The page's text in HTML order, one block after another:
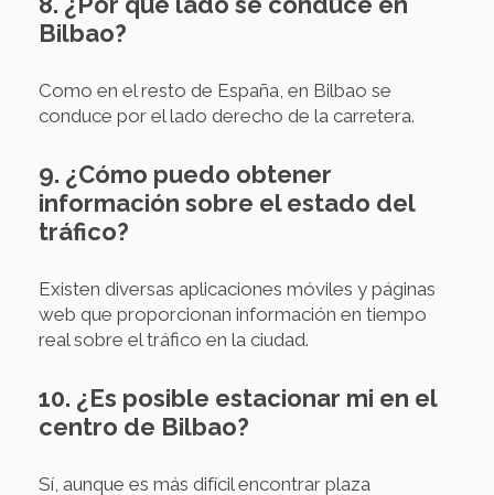
Bilbao?
Como en el resto de España, en Bilbao se
conduce por el lado derecho de la carretera.
9. ¿Cómo puedo obtener
información sobre el estado del
tráfico?
Existen diversas aplicaciones móviles y páginas
web que proporcionan información en tiempo
real sobre el tráfico en la ciudad.
10. ¿Es posible estacionar mi en el
centro de Bilbao?
Sí, aunque es más difícil encontrar plaza